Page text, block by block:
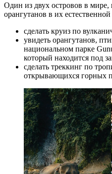
Один из двух островов в мире,
орангутанов в их
сделать круиз по
увидеть орангутанов,
национальном парке
который находится
сделать треккинг по
открывающихся горных